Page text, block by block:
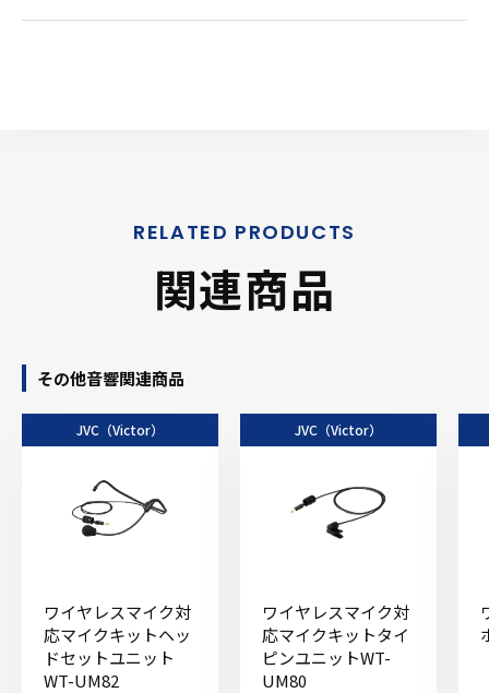
関連商品
その他音響関連商品
JVC（Victor）
ワイヤレスマイク対
応マイクキットヘッ
ドセットユニット
WT-UM82
JVC（Victor）
ワイヤレスマイク対
応マイクキットタイ
ピンユニットWT-
UM80